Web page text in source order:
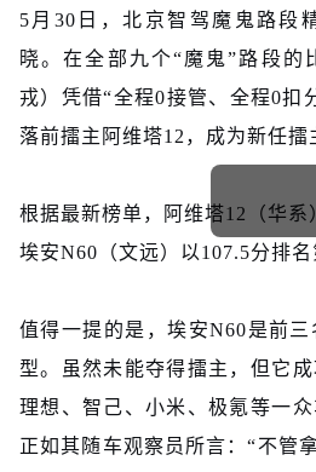
5月30日，北京智驾魔鬼路段
晓。在全部九个“魔鬼”路段的
戎）凭借“全程0接管、全程0扣
落前擂主阿维塔12，成为新任擂
根据最新榜单，阿维塔12（华系
埃安N60（文远）以107.5分排名
值得一提的是，埃安N60是前
型。虽然未能夺得擂主，但它成
理想、智己、小米、极氪等一众
正如其随车观察员所言：“不管